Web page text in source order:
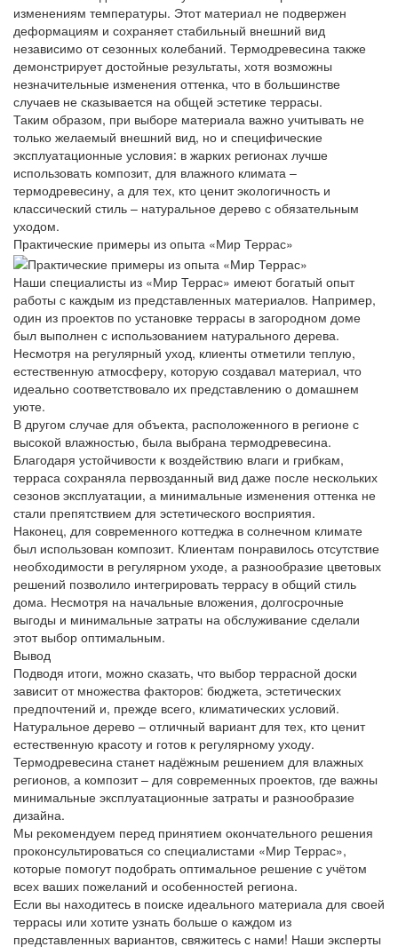
изменениям температуры. Этот материал не подвержен
деформациям и сохраняет стабильный внешний вид
независимо от сезонных колебаний. Термодревесина также
демонстрирует достойные результаты, хотя возможны
незначительные изменения оттенка, что в большинстве
случаев не сказывается на общей эстетике террасы.
Таким образом, при выборе материала важно учитывать не
только желаемый внешний вид, но и специфические
эксплуатационные условия: в жарких регионах лучше
использовать композит, для влажного климата –
термодревесину, а для тех, кто ценит экологичность и
классический стиль – натуральное дерево с обязательным
уходом.
Практические примеры из опыта «Мир Террас»
Наши специалисты из «Мир Террас» имеют богатый опыт
работы с каждым из представленных материалов. Например,
один из проектов по установке террасы в загородном доме
был выполнен с использованием натурального дерева.
Несмотря на регулярный уход, клиенты отметили теплую,
естественную атмосферу, которую создавал материал, что
идеально соответствовало их представлению о домашнем
уюте.
В другом случае для объекта, расположенного в регионе с
высокой влажностью, была выбрана термодревесина.
Благодаря устойчивости к воздействию влаги и грибкам,
терраса сохраняла первозданный вид даже после нескольких
сезонов эксплуатации, а минимальные изменения оттенка не
стали препятствием для эстетического восприятия.
Наконец, для современного коттеджа в солнечном климате
был использован композит. Клиентам понравилось отсутствие
необходимости в регулярном уходе, а разнообразие цветовых
решений позволило интегрировать террасу в общий стиль
дома. Несмотря на начальные вложения, долгосрочные
выгоды и минимальные затраты на обслуживание сделали
этот выбор оптимальным.
Вывод
Подводя итоги, можно сказать, что выбор террасной доски
зависит от множества факторов: бюджета, эстетических
предпочтений и, прежде всего, климатических условий.
Натуральное дерево – отличный вариант для тех, кто ценит
естественную красоту и готов к регулярному уходу.
Термодревесина станет надёжным решением для влажных
регионов, а композит – для современных проектов, где важны
минимальные эксплуатационные затраты и разнообразие
дизайна.
Мы рекомендуем перед принятием окончательного решения
проконсультироваться со специалистами «Мир Террас»,
которые помогут подобрать оптимальное решение с учётом
всех ваших пожеланий и особенностей региона.
Если вы находитесь в поиске идеального материала для своей
террасы или хотите узнать больше о каждом из
представленных вариантов, свяжитесь с нами! Наши эксперты